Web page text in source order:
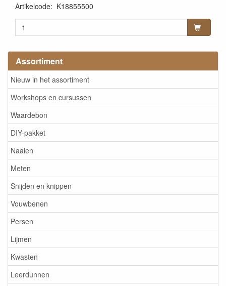
Assortiment
Nieuw in het assortiment
Workshops en cursussen
Waardebon
DIY-pakket
Naaien
Meten
Snijden en knippen
Vouwbenen
Persen
Lijmen
Kwasten
Leerdunnen
Artikelcode: K18855500